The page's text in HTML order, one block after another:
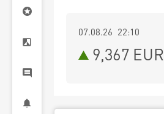
07.08.26 22:10
9,367 EUR